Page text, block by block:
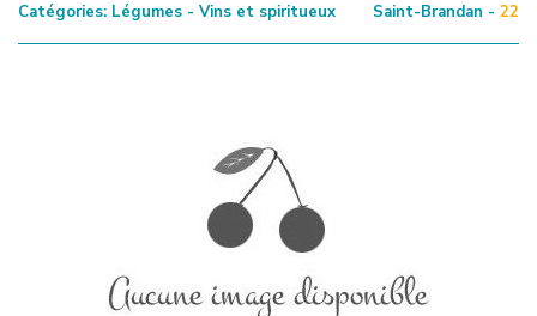
Catégories: Légumes - Vins et spiritueux Saint-Brandan - 22